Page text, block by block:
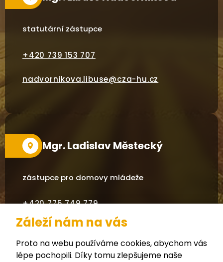
statutární zástupce
+420 739 153 707
nadvornikova.libuse@cza-hu.cz
Mgr. Ladislav Městecký
zástupce pro domovy mládeže
+420 775 749 779
mestecky.ladislav@cza-hu.cz
Záleží nám na vás
Proto na webu používáme cookies, abychom vás
lépe pochopili. Díky tomu zlepšujeme naše